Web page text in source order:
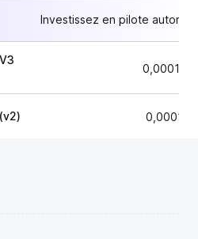
Investissez en pilote